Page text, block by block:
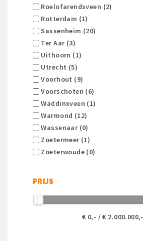
Roelofarendsveen (2)
Rotterdam (1)
Sassenheim (20)
Ter Aar (3)
Uithoorn (1)
Utrecht (5)
Voorhout (9)
Voorschoten (6)
Waddinxveen (1)
Warmond (12)
Wassenaar (0)
Zoetermeer (1)
Zoeterwoude (0)
PRIJS
€ 0,- / € 2.000.000,-